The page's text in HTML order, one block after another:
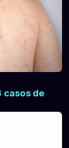
casos de